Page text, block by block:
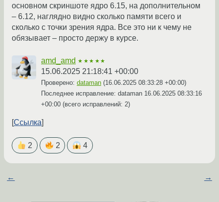
основном скриншоте ядро 6.15, на дополнительном
– 6.12, наглядно видно сколько памяти всего и
сколько с точки зрения ядра. Все это ни к чему не
обязывает – просто держу в курсе.
amd_amd ★★★★★
15.06.2025 21:18:41 +00:00
Проверено: dataman (16.06.2025 08:33:28 +00:00)
Последнее исправление: dataman 16.06.2025 08:33:16
+00:00 (всего исправлений: 2)
Ссылка
2 2 4
← →